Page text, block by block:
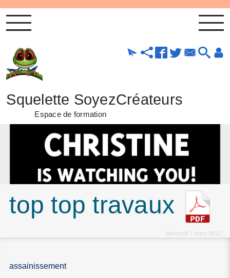
Squelette SoyezCréateurs
Espace de formation
top top travaux
Mercredi 7 mars 2012
assainissement